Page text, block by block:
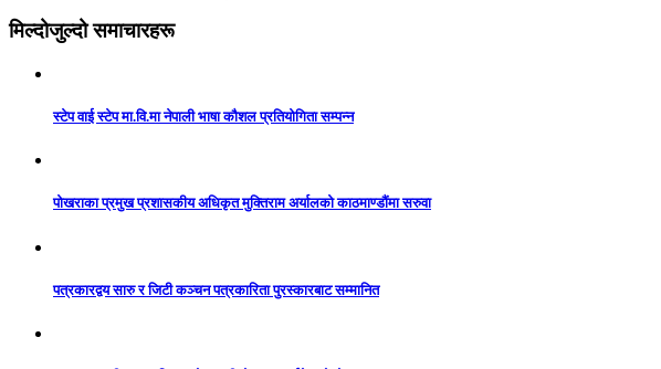
मिल्दोजुल्दो समाचारहरू
स्टेप वाई स्टेप मा.वि.मा नेपाली भाषा कौशल प्रतियोगिता सम्पन्न
पोखराका प्रमुख प्रशासकीय अधिकृत मुक्तिराम अर्यालको काठमाण्डौंमा सरुवा
पत्रकारद्वय सारु र जिटी कञ्चन पत्रकारिता पुरस्कारबाट सम्मानित